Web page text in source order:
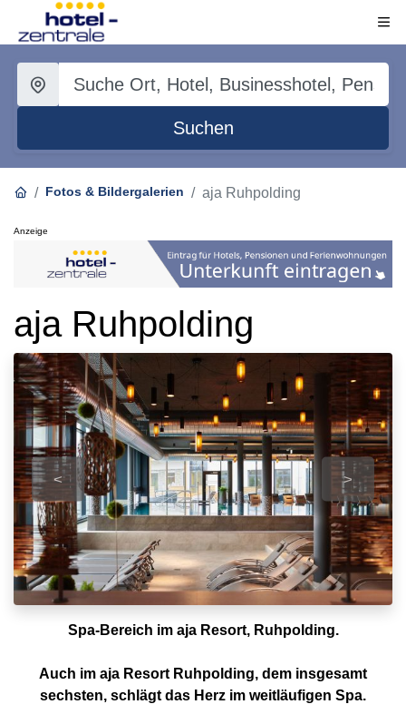
Suchen
Fotos & Bildergalerien aja Ruhpolding
Anzeige
aja Ruhpolding
< >
Spa-Bereich im aja Resort, Ruhpolding.
Auch im aja Resort Ruhpolding, dem insgesamt
sechsten, schlägt das Herz im weitläufigen Spa.